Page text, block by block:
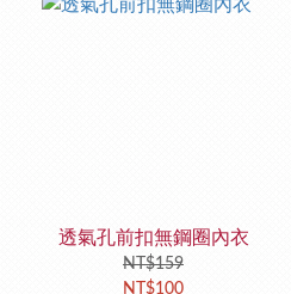
透氣孔前扣無鋼圈內衣
NT$159
NT$100